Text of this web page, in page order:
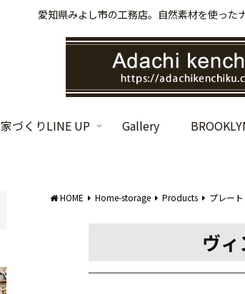
愛知県みよし市の工務店。自然素材を使った
家づくりLINE UP Gallery
HOME Home-storage Products プレー
ヴ